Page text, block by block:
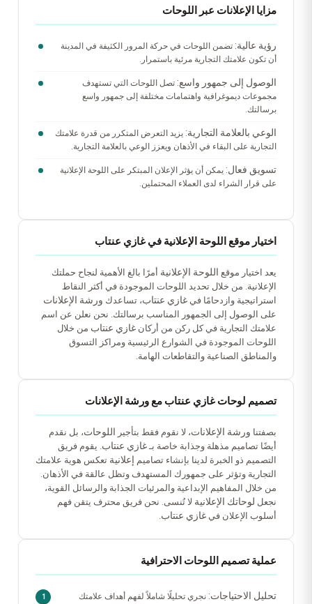
مزايا الإعلانات عبر اللوحات
رؤية عالية: تضمن اللوحات في حركة المرور الكثيفة في المدينة
أن تكون علامتك التجارية مرئية باستمرار.
الوصول إلى جمهور واسع: تصل اللوحات التي تستهدف
مجموعات ديموغرافية واهتمامات مختلفة إلى جمهور واسع
برسالتك.
الوعي بالعلامة التجارية: يزيد التعرض المتكرر من قدرة علامتك
التجارية على البقاء في الأذهان ويعزز الوعي بالعلامة التجارية.
تسويق فعال: يمكن أن يؤثر الإعلان المبتكر على اللوحة الإعلانية
على قرار الشراء لدى العملاء المحتملين.
اختيار موقع اللوحة الإعلانية في غازي عنتاب
يعد اختيار موقع اللوحة الإعلانية أمرًا بالغ الأهمية لنجاح حملتك
الإعلانية. من خلال تحديد اللوحات الموجودة في أكثر النقاط
استراتيجية وازدحامًا في غازي عنتاب، تساعدك ورشة الإعلانات
على الوصول إلى الجمهور المناسب برسالتك. نحن نعلن عن اسم
علامتك التجارية في كل ركن من أركان غازي عنتاب من خلال
اللوحات الموجودة في الشوارع الرئيسية ومراكز التسوق
والمناطق الصناعية والتقاطعات الهامة.
تصميم لوحات غازي عنتاب مع ورشة الإعلانات
بصفتنا ورشة الإعلانات، لا نقوم فقط بتأجير اللوحات، بل نقدم
أيضًا تصاميم مذهلة وجذابة خاصة بـ غازي عنتاب. يقوم فريق
التصميم ذو الخبرة لدينا بإنشاء تصاميم إعلانية تعكس هوية علامتك
التجارية وتؤثر على جمهورك المستهدف وتظل عالقة في الأذهان.
من خلال المفاهيم الإبداعية والمرئيات الجذابة والرسائل القوية،
نجعل لوحاتك الإعلانية لا تُنسى. نحن فريق محترف يتقن فهم
أسلوب الإعلان في غازي عنتاب.
عملية تصميم اللوحات الاحترافية
تحليل الاحتياجات: نجري تحليلًا شاملاً لفهم أهداف علامتك